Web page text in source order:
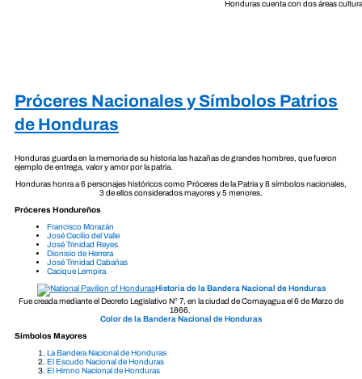
Honduras cuenta con dos áreas
Próceres Nacionales y Símbolos Patrios
de Honduras
Honduras guarda en la memoria de su historia las hazañas de grandes hombres, que fueron
ejemplo de entrega, valor y amor por la patria.
Honduras honra a 6 personajes históricos como Próceres de la Patria y 8 símbolos nacionales,
3 de ellos considerados mayores y 5 menores.
Próceres Hondureños
Francisco Morazán
José Cecilio del Valle
José Trinidad Reyes
Dionisio de Herrera
José Trinidad Cabañas
Cacique Lempira
Historia de la Bandera Nacional de Honduras
Fue creada mediante el Decreto Legislativo N° 7, en la ciudad de Comayagua el 6 de Marzo de
1866.
Color de la Bandera Nacional de Honduras
Símbolos Mayores
La Bandera Nacional de Honduras
El Escudo Nacional de Honduras
El Himno Nacional de Honduras